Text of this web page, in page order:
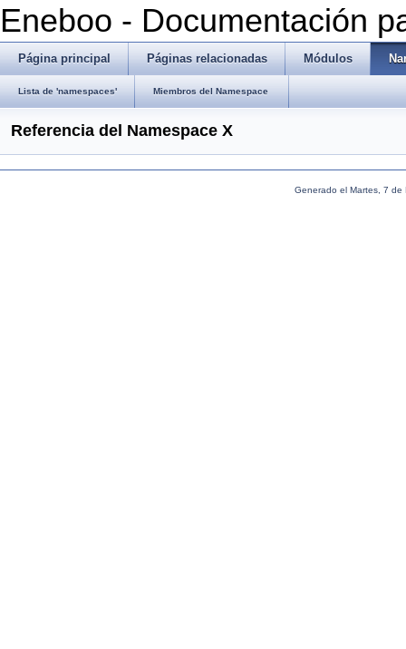
Eneboo - Documentación
Página principal Páginas relacionadas Módulos
Lista de 'namespaces' Miembros del Namespace
Referencia del Namespace X
Generado el Martes, 7